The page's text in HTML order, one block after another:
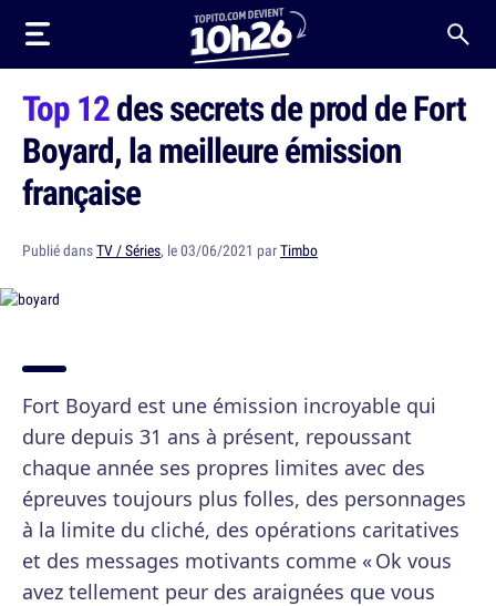
Top 12des secrets de prod de Fort
Boyard, la meilleure émission
française
Publié dansTV / Séries, le 03/06/2021 parTimbo
Fort Boyard est une émission incroyable qui
dure depuis 31 ans à présent, repoussant
chaque année ses propres limites avec des
épreuves toujours plus folles, des personnages
à la limite du cliché, des opérations caritatives
et des messages motivants comme « Ok vous
avez tellement peur des araignées que vous